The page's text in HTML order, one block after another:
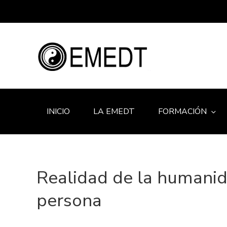
INICIO LA EMEDT FORMACIÓN
Realidad de la
persona